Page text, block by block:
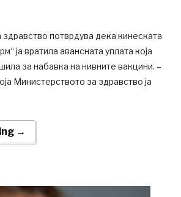
потврдува дека кинеската
ја вратила авансната уплата која
за набавка на нивните вакцини. –
Министерството за здравство ја
→